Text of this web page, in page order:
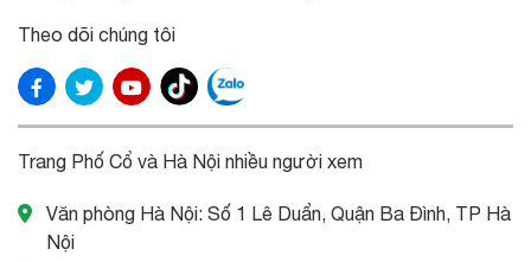
Theo dõi chúng tôi
Trang Phố Cổ và Hà Nội nhiều người xem
Văn phòng Hà Nội: Số 1 Lê Duẩn, Quận Ba Đình, TP Hà
Nội